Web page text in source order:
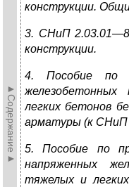
►Содержание►
конструкции.
3. СНиП
конструкции.
4. Пособие по
легких бетонов
арматуры (к
5. Пособие по
напряженных
тяжелых и